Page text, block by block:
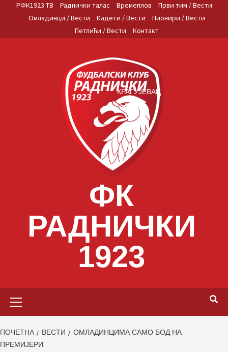
РФК1923 ТВ Раднички талас Времеплов
Први тим / Вести
Омладинци / Вести
Кадети / Вести
Пионири / Вести
Петлићи / Вести
Контакт
ФК
РАДНИЧКИ
1923
КРАГУЈЕВАЦ
ПОЧЕТНА ВЕСТИ
ОМЛАДИНЦИМА САМО БОД НА
ПРЕМИЈЕРИ